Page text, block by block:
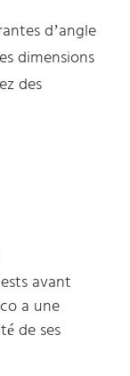
d’angle
dimensions
des
avant
a une
de ses